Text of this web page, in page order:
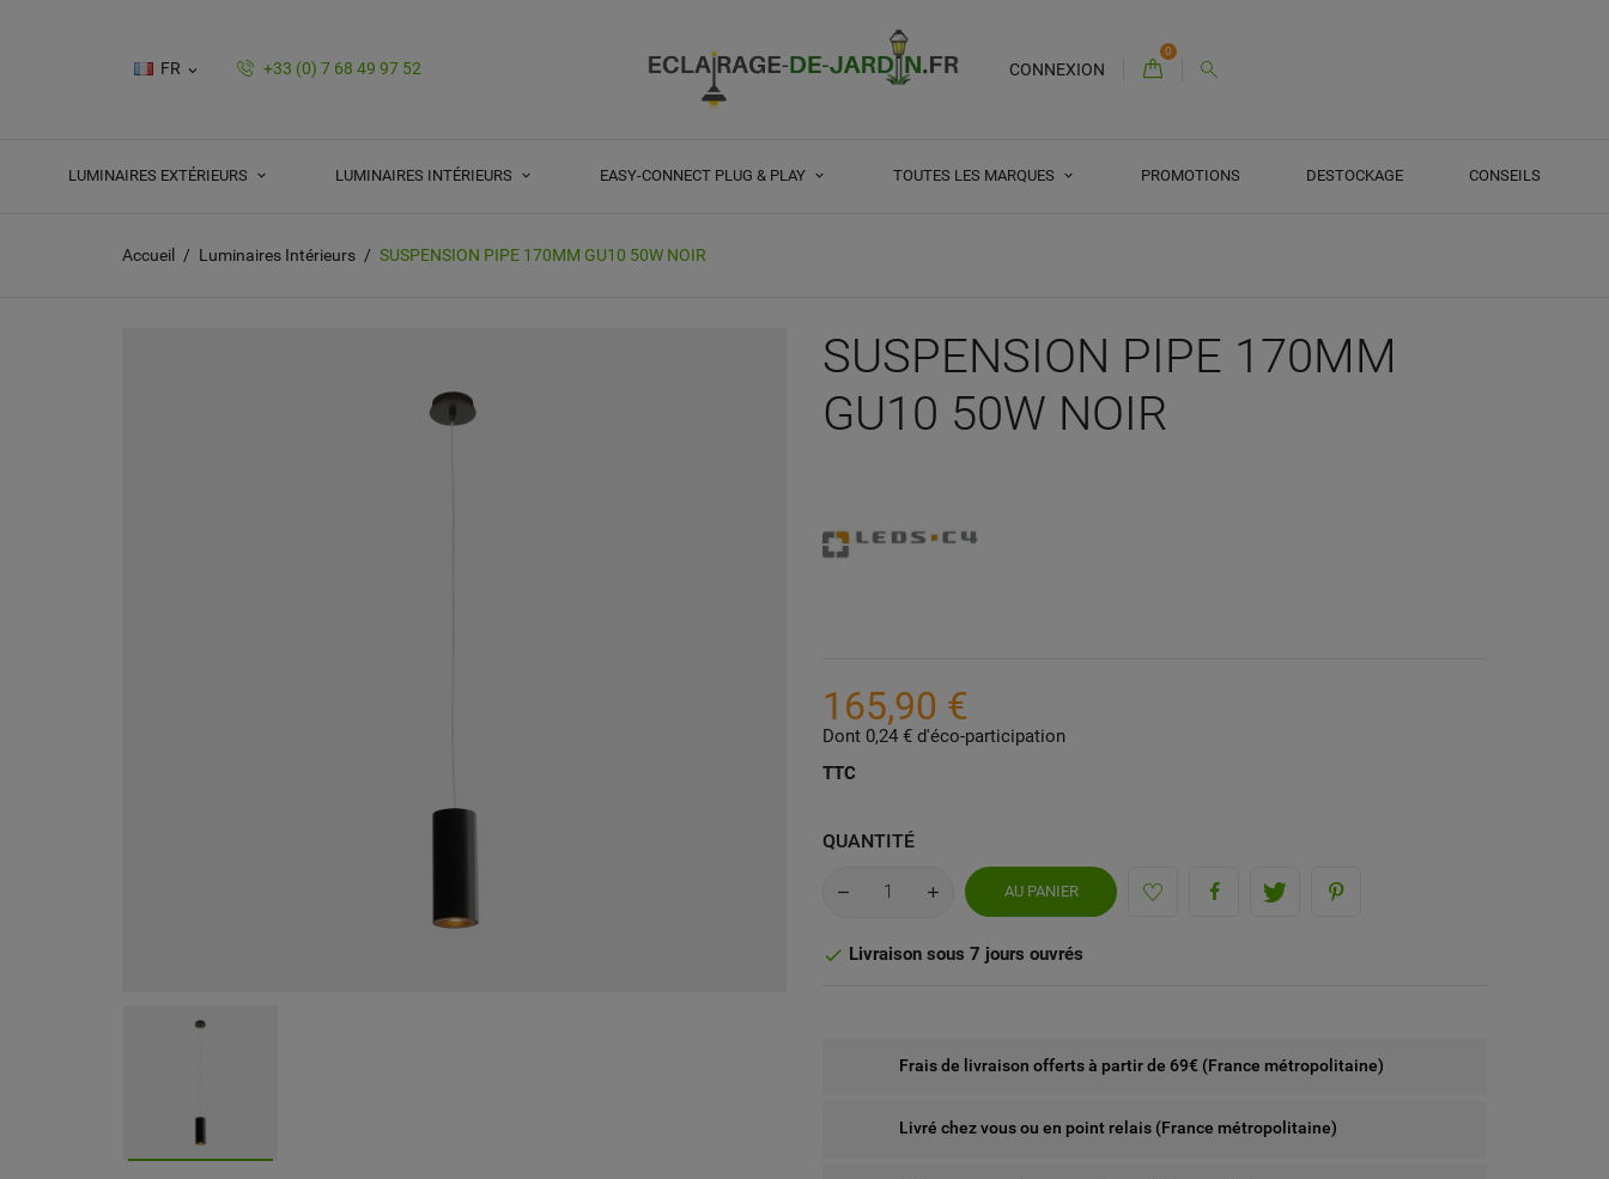
FR  +33 (0) 7 68 49 97 52 CONNEXION
0
LUMINAIRES EXTÉRIEURS LUMINAIRES INTÉRIEURS EASY-CONNECT PLUG & PLAY TOUTES LES MARQUES PROMOTIONS DESTOCKAGE CONSEILS
Accueil Luminaires Intérieurs SUSPENSION PIPE 170MM GU10 50W NOIR
SUSPENSION PIPE 170MM
GU10 50W NOIR
165,90 €
Dont 0,24 € d'éco-participation
TTC
QUANTITÉ
AU PANIER
 Livraison sous 7 jours ouvrés
Frais de livraison offerts à partir de 69€ (France métropolitaine)
Livré chez vous ou en point relais (France métropolitaine)